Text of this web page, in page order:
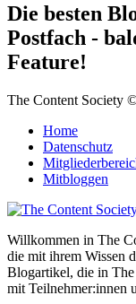
Die besten
Postfach -
Feature!
The Content Society
Home
Datenschutz
Mitbloggen
Willkommen in The
die mit ihrem Wissen
Blogartikel, die in
mit Teilnehmer:innen